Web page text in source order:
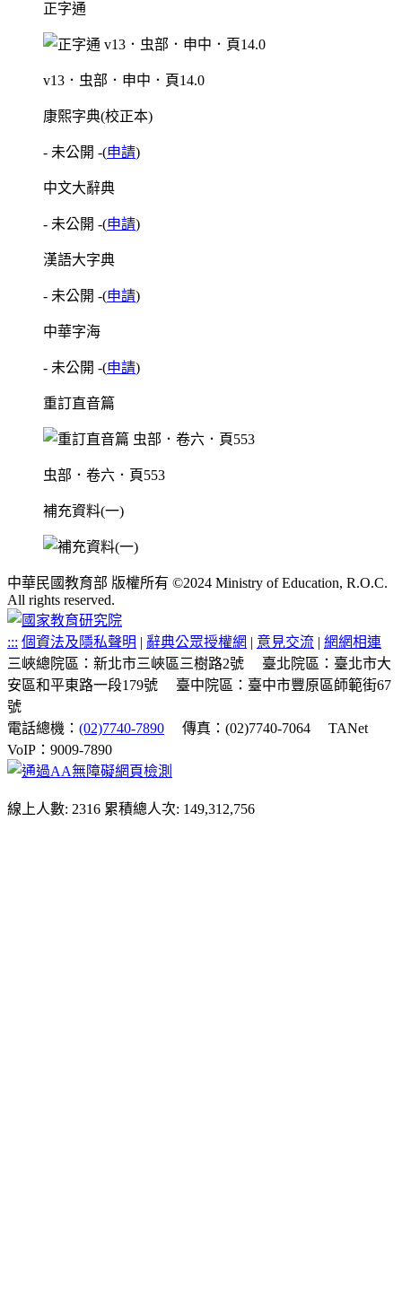
正字通
v13．虫部．申中．頁14.0
康熙字典(校正本)
- 未公開 -(申請)
中文大辭典
- 未公開 -(申請)
漢語大字典
- 未公開 -(申請)
中華字海
- 未公開 -(申請)
重訂直音篇
虫部．卷六．頁553
補充資料(一)
中華民國教育部 版權所有 ©2024 Ministry of Education, R.O.C.
All rights reserved.
::: 個資法及隱私聲明 | 辭典公眾授權網 | 意見交流 | 網網相連
三峽總院區：新北市三峽區三樹路2號
臺北院區：臺北市大
安區和平東路一段179號
臺中院區：臺中市豐原區師範街67
號
電話總機： (02)7740-7890 傳真：(02)7740-7064
TANet
VoIP：9009-7890
線上人數: 2316 累積總人次: 149,312,756